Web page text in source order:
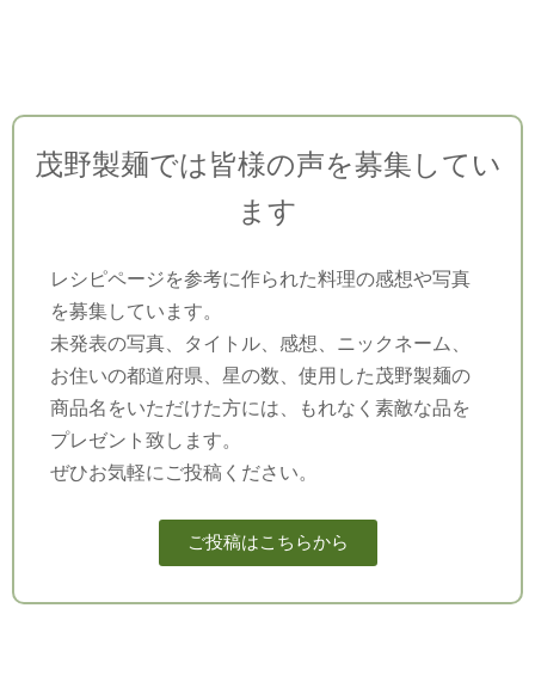
茂野製麺では皆様の声を募集してい
ます
レシピページを参考に作られた料理の感想や写真
を募集しています。
未発表の写真、タイトル、感想、ニックネーム、
お住いの都道府県、星の数、使用した茂野製麺の
商品名をいただけた方には、もれなく素敵な品を
プレゼント致します。
ぜひお気軽にご投稿ください。
ご投稿はこちらから